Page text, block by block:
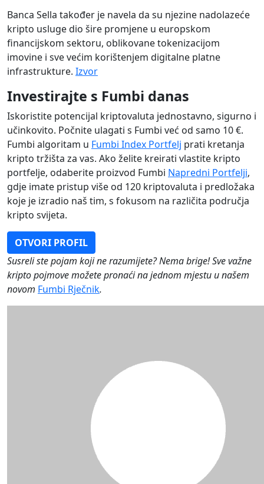
Banca Sella također je navela da su njezine nadolazeće
kripto usluge dio šire promjene u europskom
financijskom sektoru, oblikovane tokenizacijom
imovine i sve većim korištenjem digitalne platne
infrastrukture. Izvor
Investirajte s Fumbi danas
Iskoristite potencijal kriptovaluta jednostavno, sigurno i
učinkovito. Počnite ulagati s Fumbi već od samo 10 €.
Fumbi algoritam u Fumbi Index Portfelj prati kretanja
kripto tržišta za vas. Ako želite kreirati vlastite kripto
portfelje, odaberite proizvod Fumbi Napredni Portfelji,
gdje imate pristup više od 120 kriptovaluta i predložaka
koje je izradio naš tim, s fokusom na različita područja
kripto svijeta.
OTVORI PROFIL
Susreli ste pojam koji ne razumijete? Nema brige! Sve važne
kripto pojmove možete pronaći na jednom mjestu u našem
novom Fumbi Rječnik.